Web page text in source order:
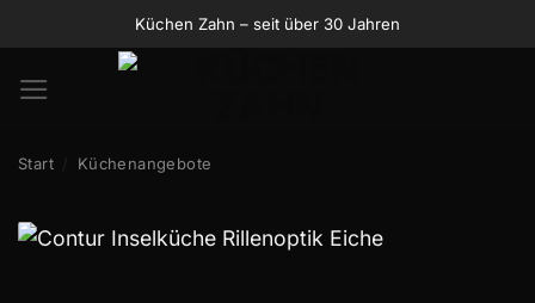
Inhalt
springen
Küchen Zahn – seit über 30 Jahren
Start Küchenangebote